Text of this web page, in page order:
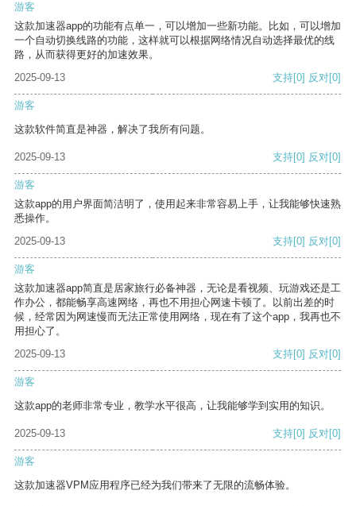
游客
这款加速器app的功能有点单一，可以增加一些新功能。比如，可以增加
一个自动切换线路的功能，这样就可以根据网络情况自动选择最优的线
路，从而获得更好的加速效果。
2025-09-13
支持[0] 反对[0]
游客
这款软件简直是神器，解决了我所有问题。
2025-09-13 支持[0] 反对[0]
游客
这款app的用户界面简洁明了，使用起来非常容易上手，让我能够快速熟
悉操作。
2025-09-13
支持[0] 反对[0]
游客
这款加速器app简直是居家旅行必备神器，无论是看视频、玩游戏还是工
作办公，都能畅享高速网络，再也不用担心网速卡顿了。以前出差的时
候，经常因为网速慢而无法正常使用网络，现在有了这个app，我再也不
用担心了。
2025-09-13
支持[0] 反对[0]
游客
这款app的老师非常专业，教学水平很高，让我能够学到实用的知识。
2025-09-13 支持[0] 反对[0]
游客
这款加速器VPM应用程序已经为我们带来了无限的流畅体验。